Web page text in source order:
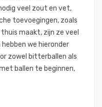
veel zout en vet,
toevoegingen, zoals
maakt, zijn ze veel
we hieronder
zowel bitterballen als
ballen te beginnen,